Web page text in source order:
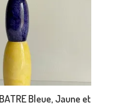
Bleue, Jaune et